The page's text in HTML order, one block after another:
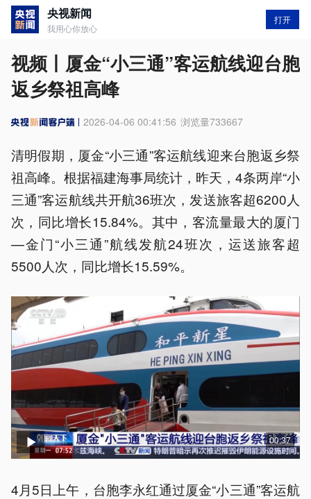
央视新闻
我用心你放心
打开
视频丨厦金“小三通”客运航线迎台胞
返乡祭祖高峰
2026-04-06 00:41:56 浏览量733667
清明假期，厦金“小三通”客运航线迎来台胞返乡祭
祖高峰。根据福建海事局统计，昨天，4条两岸“小
三通”客运航线共开航36班次，发送旅客超6200人
次，同比增长15.84%。其中，客流量最大的厦门
—金门“小三通”航线发航24班次，运送旅客超
5500人次，同比增长15.59%。
00:37
4月5日上午，台胞李永红通过厦金“小三通”客运航